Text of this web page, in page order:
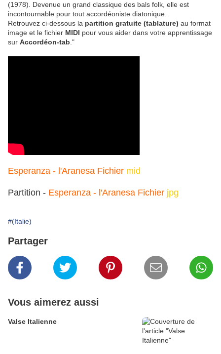
(1978). Devenue un grand classique des bals folk, elle est
incontournable pour tout accordéoniste diatonique.
Retrouvez ci-dessous la partition gratuite (tablature) au format
image et le fichier MIDI pour vous aider dans votre apprentissage
sur Accordéon-tab ."
Esperanza - l'Aranesa Fichier mid
Partition - Esperanza - l'Aranesa Fichier jpg
#(Italie)
Partager
Vous aimerez aussi
Valse Italienne